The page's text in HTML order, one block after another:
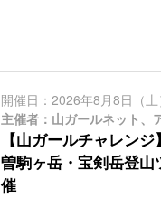
開催日：2026年8月8日（土
主催者：山ガールネット、
【山ガールチャレン
曽駒ヶ岳・宝剣岳登
催